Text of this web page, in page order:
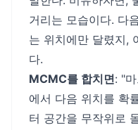
거리는 모습이다. 다
는 위치에만 달렸지,
다.
MCMC를 합치면: "
에서 다음 위치를 확
터 공간을 무작위로